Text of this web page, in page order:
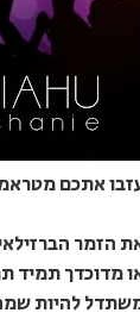
אתכם
הזמר
מדוכדך תמיד
להיות